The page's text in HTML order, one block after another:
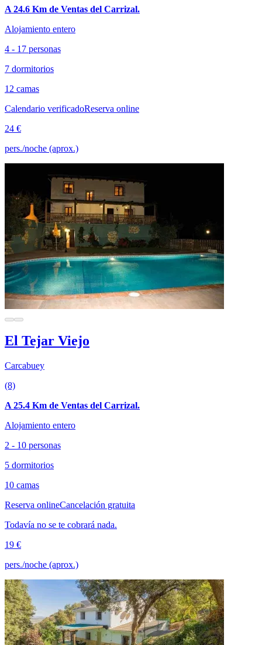
A 24.6 Km de Ventas del Carrizal.
Alojamiento entero
4 - 17 personas
7 dormitorios
12 camas
Calendario verificadoReserva online
24 €
pers./noche (aprox.)
El Tejar Viejo
Carcabuey
(8)
A 25.4 Km de Ventas del Carrizal.
Alojamiento entero
2 - 10 personas
5 dormitorios
10 camas
Reserva onlineCancelación gratuita
Todavía no se te cobrará nada.
19 €
pers./noche (aprox.)